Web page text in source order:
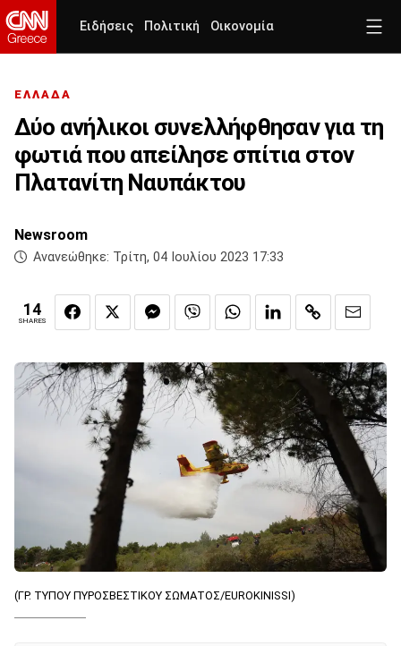
Ειδήσεις Πολιτική Οικονομία
ΕΛΛΑΔΑ
Δύο ανήλικοι συνελλήφθησαν για τη
φωτιά που απείλησε σπίτια στον
Πλατανίτη Ναυπάκτου
Newsroom
Ανανεώθηκε: Τρίτη, 04 Ιουλίου 2023 17:33
14
SHARES
(ΓΡ. ΤΥΠΟΥ ΠΥΡΟΣΒΕΣΤΙΚΟΥ ΣΩΜΑΤΟΣ/EUROKINISSI)